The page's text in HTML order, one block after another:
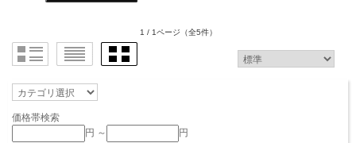
1 / 1ページ （全5件）
価格帯検索
円 ～
円